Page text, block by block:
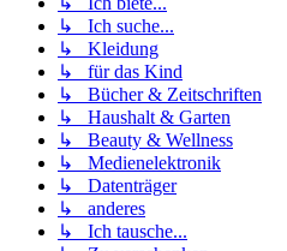
↳ Ich suche...
↳ Kleidung
↳ für das Kind
↳ Bücher & Zeitschriften
↳ Haushalt & Garten
↳ Beauty & Wellness
↳ Medienelektronik
↳ Datenträger
↳ anderes
↳ Ich tausche...